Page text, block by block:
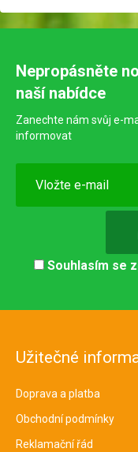
Nepropásněte
naší nabídce
Zanechte nám svůj e-
informovat
Souhlasím se
Užitečné
Doprava a platba
Obchodní podmínky
Reklamační řád